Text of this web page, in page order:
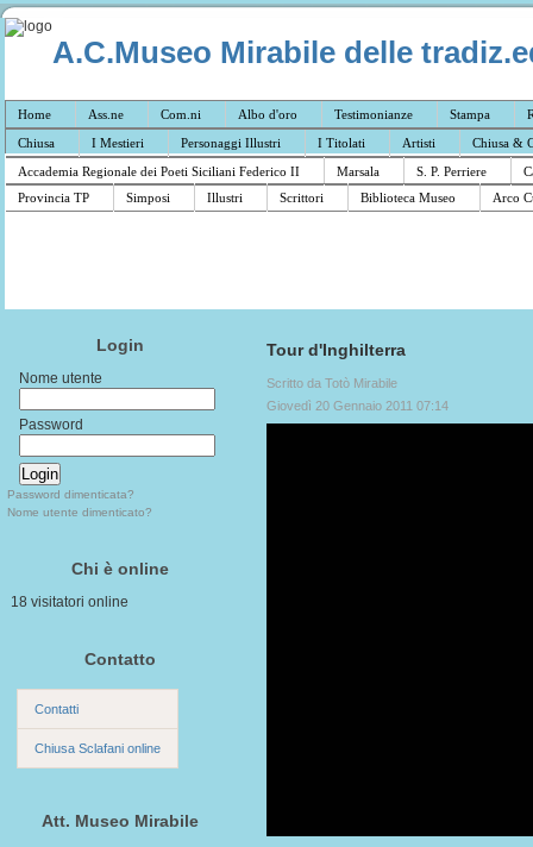
A.C.Museo Mirabile delle
Home Ass.ne Com.ni Albo d'oro Testimonianze Stampa
Chiusa
I Mestieri Personaggi Illustri I Titolati Artisti
Chiusa &
Accademia Regionale dei Poeti Siciliani Federico II
Marsala S. P. Perriere
Provincia TP
Simposi Illustri Scrittori Biblioteca Museo Arco
Login
Nome utente
Password
Password dimenticata?
Nome utente dimenticato?
Chi è online
18 visitatori online
Contatto
Contatti
Chiusa Sclafani online
Att. Museo Mirabile
Tour d'Inghilterra
Scritto da Totò Mirabile
Giovedì 20 Gennaio 2011 07:14